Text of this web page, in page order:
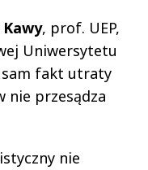
Kawy, prof. UEP,
Uniwersytetu
sam fakt utraty
nie przesądza
nie